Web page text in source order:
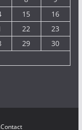
15
16
22
23
29
30
Contact